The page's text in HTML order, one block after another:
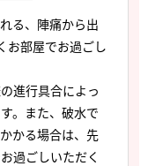
る、陣痛から出
お部屋でお過ごし
進行具合によっ
。また、破水で
かる場合は、先
過ごしいただく